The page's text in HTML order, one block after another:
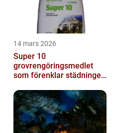
14 mars 2026
Super 10
grovrengöringsmedlet
som förenklar städningen